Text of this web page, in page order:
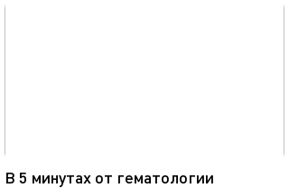
В 5 минутах от гематологии